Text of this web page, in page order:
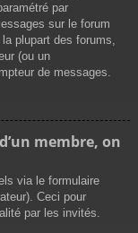
par
sur le forum
plupart des forums,
(ou un
de messages.
d’un membre, on
via le formulaire
Ceci pour
par les invités.